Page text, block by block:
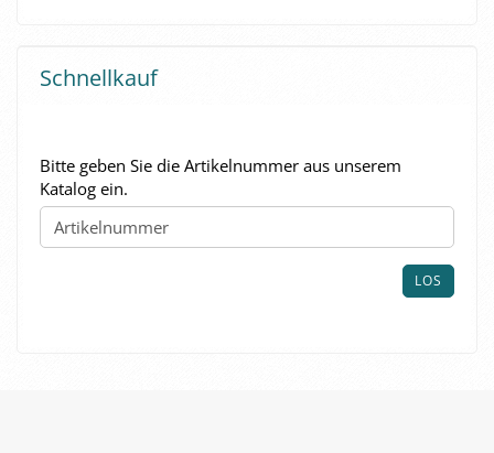
Schnellkauf
BITTE
GEBEN
SIE
DIE
Bitte geben Sie die Artikelnummer aus unserem
Katalog ein.
LOS